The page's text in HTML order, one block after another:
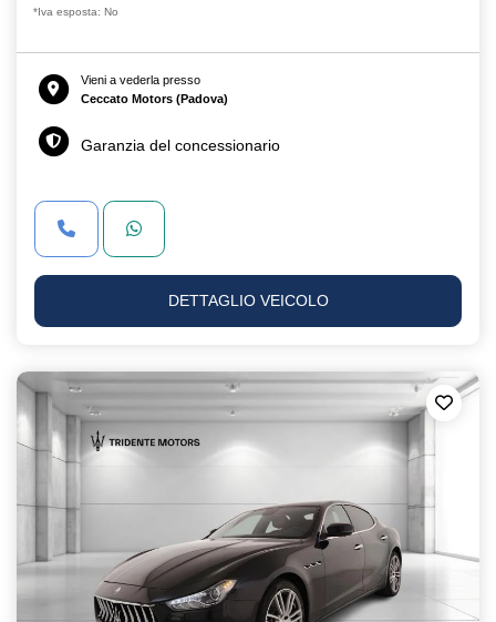
*Iva esposta: No
Vieni a vederla presso
Ceccato Motors (Padova)
Garanzia del concessionario
DETTAGLIO VEICOLO